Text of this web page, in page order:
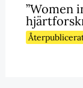
”Women